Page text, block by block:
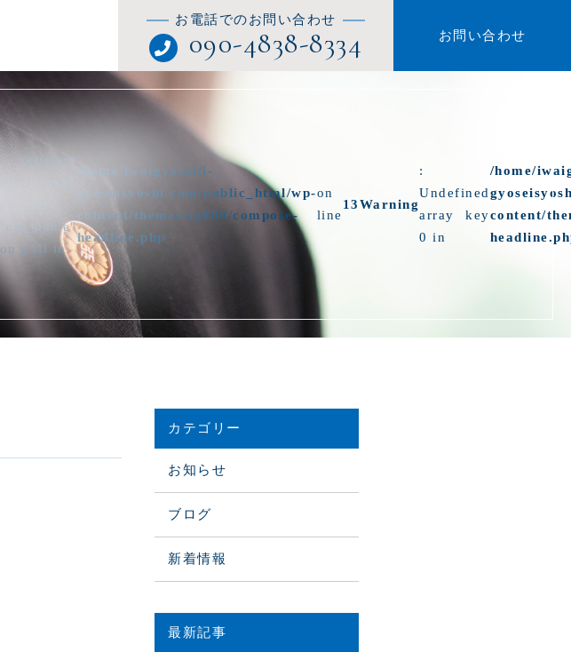
お電話でのお問い合わせ
090-4838-8334 お問い合わせ
: Attempt
"cat_name"
on null in
/home/iwaigyosei/i-
gyoseisyoshi.com/public_html/wp-
content/themes/sg080/compose-
headline.php
on
line
13Warning
:
Undefined
array key
0 in
/home/
content/
カテゴリー
お知らせ
ブログ
新着情報
最新記事